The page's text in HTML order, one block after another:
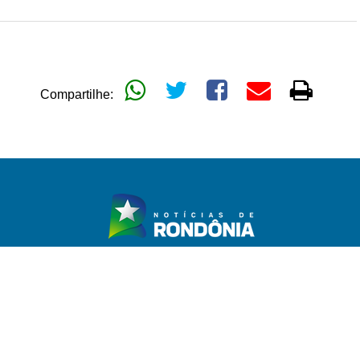
Compartilhe: